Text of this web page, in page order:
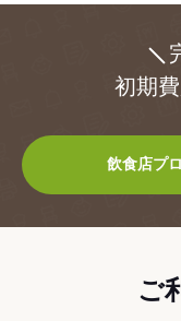
初期
飲食店プ
ご